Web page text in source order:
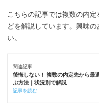
こちらの記事では複数の内
どを解説しています。興味
い。
関連記事
後悔しない！ 複数の内定先から最
ぶ方法｜状況別で解説
記事を読む